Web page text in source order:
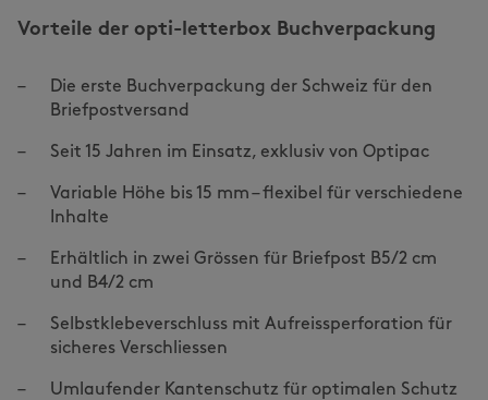
Vorteile der opti-letterbox Buchverpackung
Die erste Buchverpackung der Schweiz für den
Briefpostversand
Seit 15 Jahren im Einsatz, exklusiv von Optipac
Variable Höhe bis 15 mm – flexibel für verschiedene
Inhalte
Erhältlich in zwei Grössen für Briefpost B5/2 cm
und B4/2 cm
Selbstklebeverschluss mit Aufreissperforation für
sicheres Verschliessen
Umlaufender Kantenschutz für optimalen Schutz